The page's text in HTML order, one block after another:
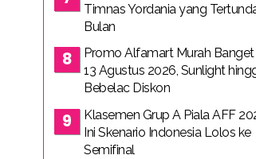
Timnas Yordania yang
Bulan
Promo Alfamart Murah Banget
13 Agustus 2026, Sunlight
Bebelac Diskon
Klasemen Grup A Piala AFF
Ini Skenario Indonesia Lolos ke
Semifinal